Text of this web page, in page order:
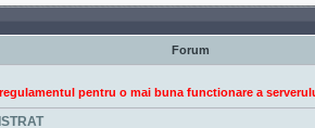
Forum
pentru o mai buna functionare a